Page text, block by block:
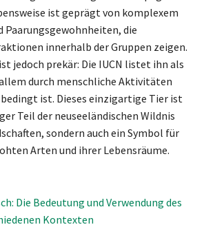
ist geprägt von komplexem
Paarungsgewohnheiten, die
innerhalb der Gruppen zeigen.
jedoch prekär: Die IUCN listet ihn als
durch menschliche Aktivitäten
ist. Dieses einzigartige Tier ist
Teil der neuseeländischen Wildnis
sondern auch ein Symbol für
Arten und ihrer Lebensräume.
Die Bedeutung und Verwendung des
Kontexten